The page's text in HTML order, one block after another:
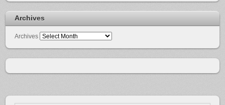
Archives
Archives